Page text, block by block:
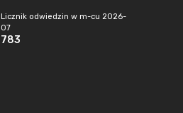
Licznik odwiedzin w m-cu 2026-
07
783